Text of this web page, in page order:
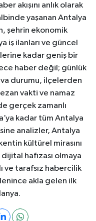
akışını anlık olarak
yaşanan Antalya
şehrin ekonomik
iş ilanları ve güncel
kadar geniş bir
haber değil; günlük
durumu, ilçelerden
vakti ve namaz
gerçek zamanlı
kadar tüm Antalya
analizler, Antalya
kültürel mirasını
hafızası olmaya
ve tarafsız habercilik
akla gelen ilk